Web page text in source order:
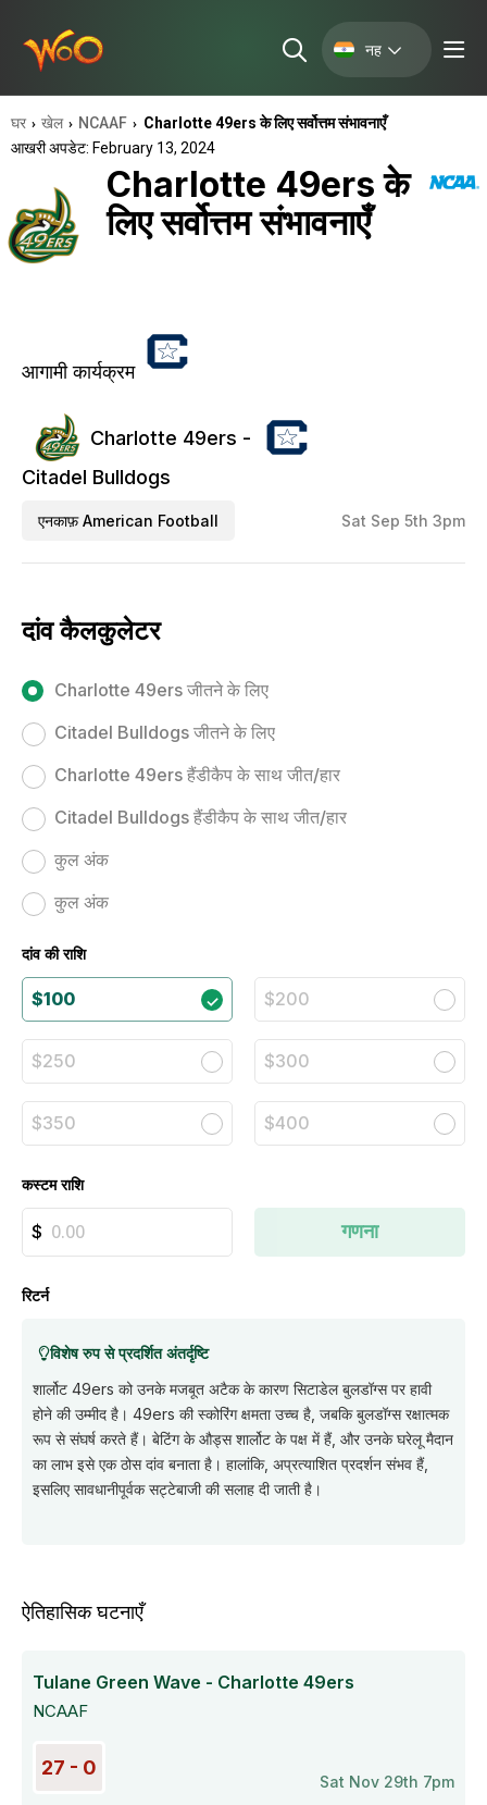
नह
घर › खेल › NCAAF › Charlotte 49ers के लिए सर्वोत्तम संभावनाएँ
आखरी अपडेट: February 13, 2024
Charlotte 49ers के
लिए सर्वोत्तम संभावनाएँ
आगामी कार्यक्रम
Charlotte 49ers -
Citadel Bulldogs
एनकाफ़ American Football Sat Sep 5th 3pm
दांव कैलकुलेटर
Charlotte 49ers जीतने के लिए
Citadel Bulldogs जीतने के लिए
Charlotte 49ers हैंडीकैप के साथ जीत/हार
Citadel Bulldogs हैंडीकैप के साथ जीत/हार
कुल अंक
कुल अंक
दांव की राशि
$100 $200
$250 $300
$350 $400
कस्टम राशि
गणना
रिटर्न
विशेष रुप से प्रदर्शित अंतर्दृष्टि
शार्लोट 49ers को उनके मजबूत अटैक के कारण सिटाडेल बुलडॉग्स पर हावी
होने की उम्मीद है। 49ers की स्कोरिंग क्षमता उच्च है, जबकि बुलडॉग्स रक्षात्मक
रूप से संघर्ष करते हैं। बेटिंग के औड्स शार्लोट के पक्ष में हैं, और उनके घरेलू मैदान
का लाभ इसे एक ठोस दांव बनाता है। हालांकि, अप्रत्याशित प्रदर्शन संभव हैं,
इसलिए सावधानीपूर्वक सट्टेबाजी की सलाह दी जाती है।
ऐतिहासिक घटनाएँ
Tulane Green Wave - Charlotte 49ers
NCAAF
27 - 0
Sat Nov 29th 7pm